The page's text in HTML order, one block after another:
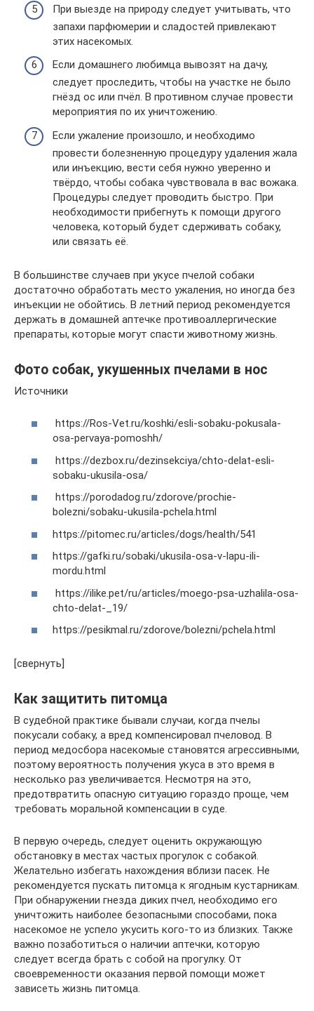
При выезде на природу следует учитывать, что
запахи парфюмерии и сладостей привлекают
этих насекомых.
Если домашнего любимца вывозят на дачу,
следует проследить, чтобы на участке не было
гнёзд ос или пчёл. В противном случае провести
мероприятия по их уничтожению.
Если ужаление произошло, и необходимо
провести болезненную процедуру удаления жала
или инъекцию, вести себя нужно уверенно и
твёрдо, чтобы собака чувствовала в вас вожака.
Процедуры следует проводить быстро. При
необходимости прибегнуть к помощи другого
человека, который будет сдерживать собаку,
или связать её.
В большинстве случаев при укусе пчелой собаки
достаточно обработать место ужаления, но иногда без
инъекции не обойтись. В летний период рекомендуется
держать в домашней аптечке противоаллергические
препараты, которые могут спасти животному жизнь.
Фото собак, укушенных пчелами в нос
Источники
https://Ros-Vet.ru/koshki/esli-sobaku-pokusala-
osa-pervaya-pomoshh/
https://dezbox.ru/dezinsekciya/chto-delat-esli-
sobaku-ukusila-osa/
https://porodadog.ru/zdorove/prochie-
bolezni/sobaku-ukusila-pchela.html
https://pitomec.ru/articles/dogs/health/541
https://gafki.ru/sobaki/ukusila-osa-v-lapu-ili-
mordu.html
https://ilike.pet/ru/articles/moego-psa-uzhalila-osa-
chto-delat-_19/
https://pesikmal.ru/zdorove/bolezni/pchela.html
[свернуть]
Как защитить питомца
В судебной практике бывали случаи, когда пчелы
покусали собаку, а вред компенсировал пчеловод. В
период медосбора насекомые становятся агрессивными,
поэтому вероятность получения укуса в это время в
несколько раз увеличивается. Несмотря на это,
предотвратить опасную ситуацию гораздо проще, чем
требовать моральной компенсации в суде.
В первую очередь, следует оценить окружающую
обстановку в местах частых прогулок с собакой.
Желательно избегать нахождения вблизи пасек. Не
рекомендуется пускать питомца к ягодным кустарникам.
При обнаружении гнезда диких пчел, необходимо его
уничтожить наиболее безопасными способами, пока
насекомое не успело укусить кого-то из близких. Также
важно позаботиться о наличии аптечки, которую
следует всегда брать с собой на прогулку. От
своевременности оказания первой помощи может
зависеть жизнь питомца.